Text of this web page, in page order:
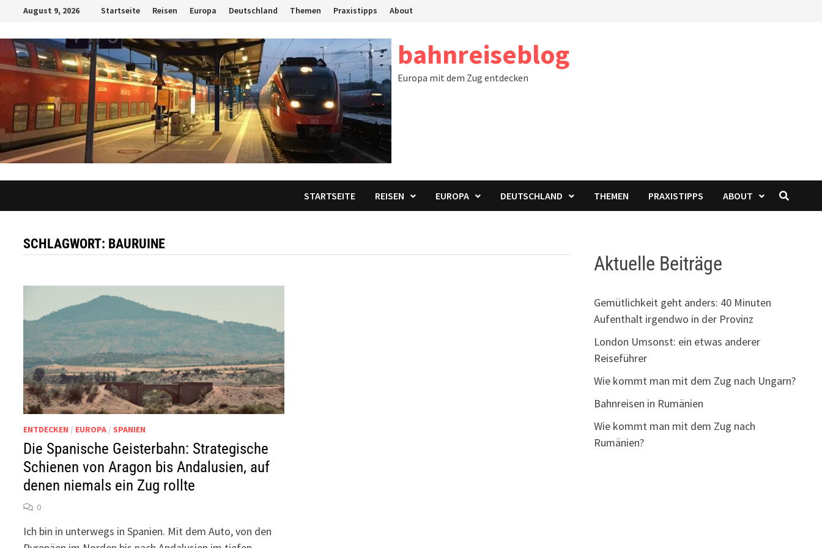
springen
August 9, 2026 Startseite Reisen Europa Deutschland Themen Praxistipps About
bahnreiseblog
Europa mit dem Zug entdecken
STARTSEITE REISEN EUROPA DEUTSCHLAND THEMEN PRAXISTIPPS ABOUT
SCHLAGWORT: BAURUINE
ENTDECKEN / EUROPA / SPANIEN
Die Spanische Geisterbahn: Strategische
Schienen von Aragon bis Andalusien, auf
denen niemals ein Zug rollte
0
Ich bin in unterwegs in Spanien. Mit dem Auto, von den
Aktuelle Beiträge
Gemütlichkeit geht anders: 40 Minuten
Aufenthalt irgendwo in der Provinz
London Umsonst: ein etwas anderer
Reiseführer
Wie kommt man mit dem Zug nach Ungarn?
Bahnreisen in Rumänien
Wie kommt man mit dem Zug nach
Rumänien?